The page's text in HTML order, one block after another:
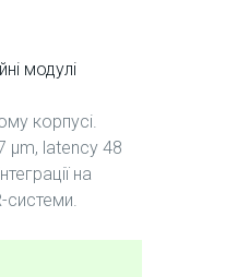
модулі
корпусі.
μm, latency 48
на
системи.